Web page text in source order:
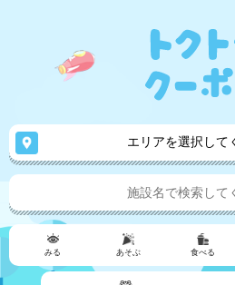
エリアを選択して
みる あそぶ 食べる